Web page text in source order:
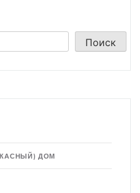
Поиск
ДОМ